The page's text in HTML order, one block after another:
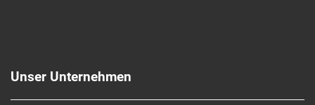
Unser Unternehmen